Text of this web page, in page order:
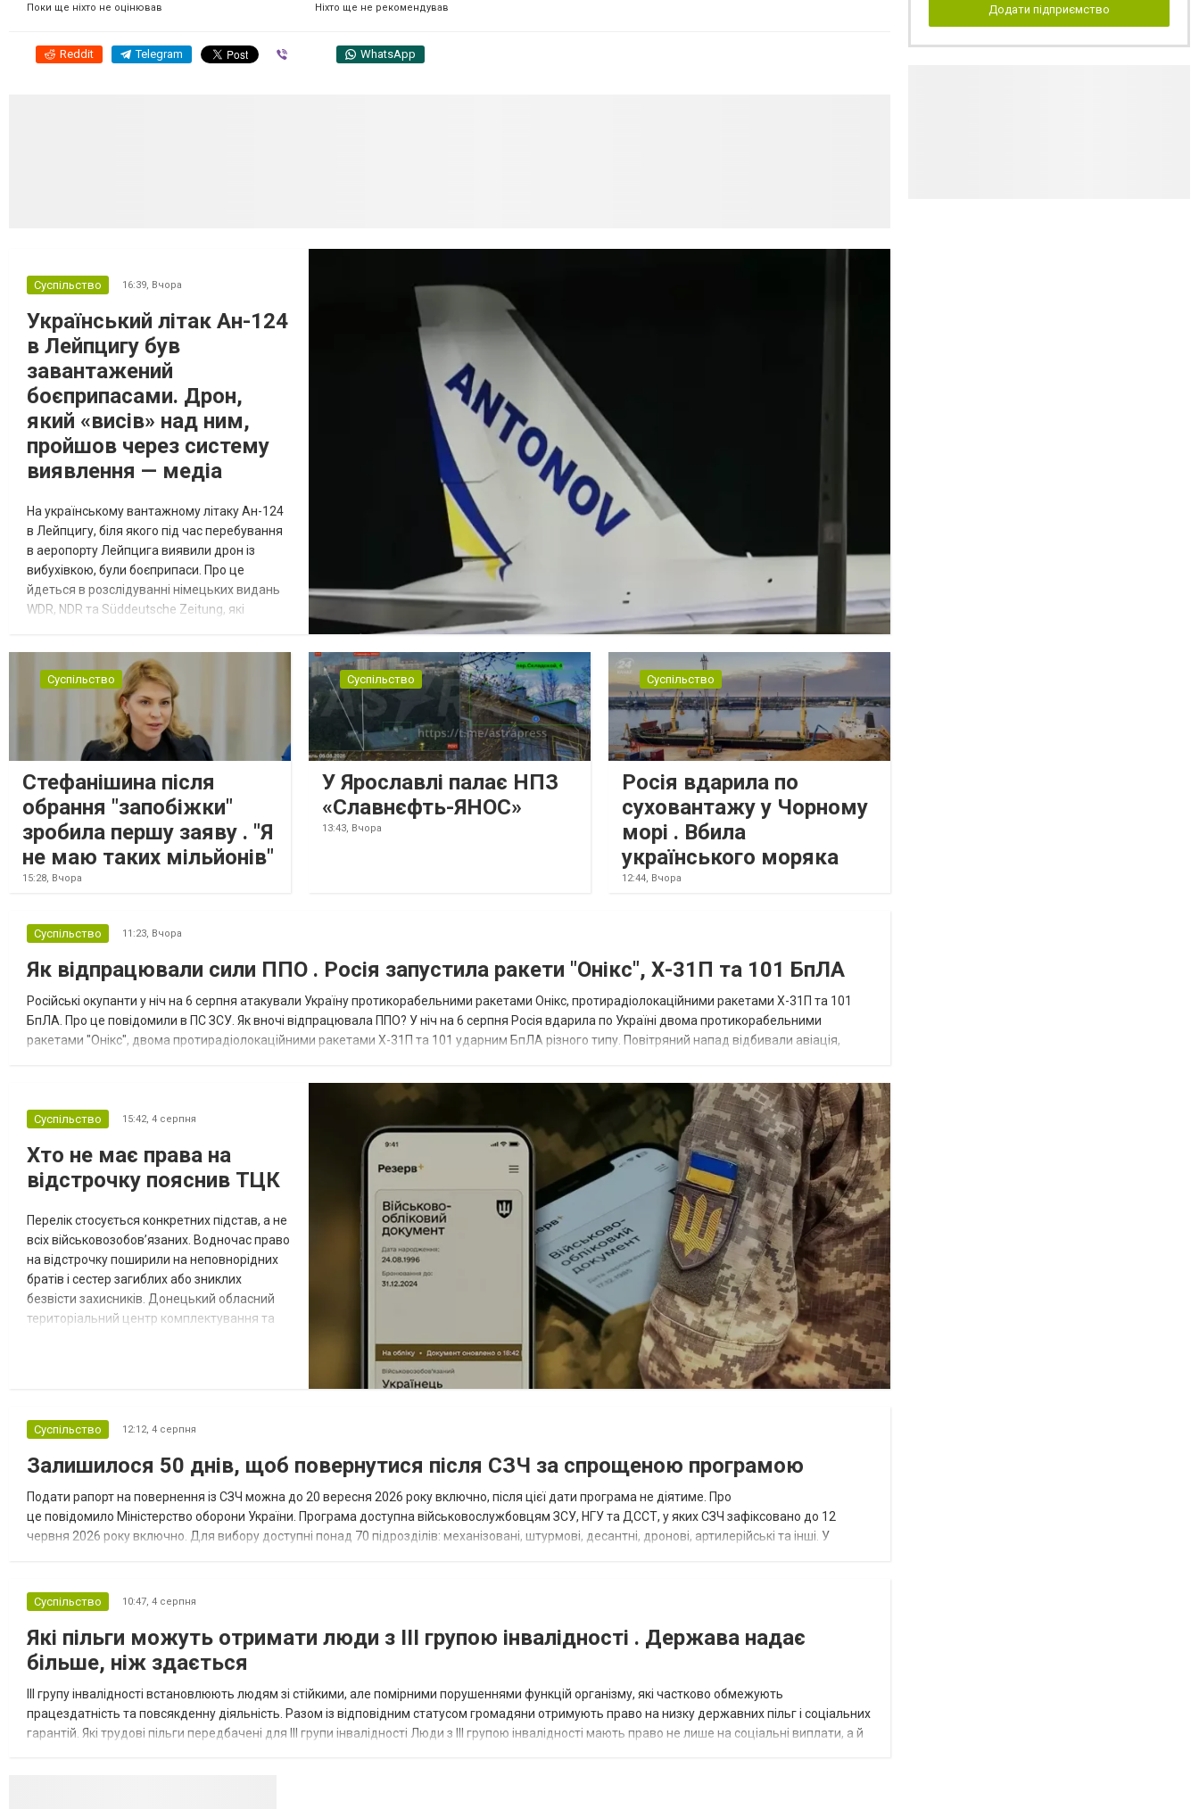
Поки ще ніхто не оцінював Ніхто ще не рекомендував
Reddit Telegram WhatsApp
Суспільство 16:39, Вчора
Український літак Ан-124
в Лейпцигу був
завантажений
боєприпасами. Дрон,
який «висів» над ним,
пройшов через систему
виявлення — медіа
На українському вантажному літаку Ан-124
в Лейпцигу, біля якого під час перебування
в аеропорту Лейпцига виявили дрон із
вибухівкою, були боєприпаси. Про це
йдеться в розслідуванні німецьких видань
WDR, NDR та Süddeutsche Zeitung, які
були на борту літака, незадовго до цього
доставили з Франції до Лейпцига, після
чого їх мали транспортувати далі. За
даними слідства, 4 серпня о...
Суспільство
Стефанішина після
обрання "запобіжки"
зробила першу заяву . "Я
не маю таких мільйонів"
15:28, Вчора
Суспільство
У Ярославлі палає НПЗ
«Славнєфть-ЯНОС»
13:43, Вчора
Суспільство
Росія вдарила по
суховантажу у Чорному
морі . Вбила
українського моряка
12:44, Вчора
Суспільство 11:23, Вчора
Як відпрацювали сили ППО . Росія запустила ракети "Онікс", Х-31П та 101 БпЛА
Російські окупанти у ніч на 6 серпня атакували Україну протикорабельними ракетами Онікс, протирадіолокаційними ракетами Х-31П та 101
БпЛА. Про це повідомили в ПС ЗСУ. Як вночі відпрацювала ППО? У ніч на 6 серпня Росія вдарила по Україні двома протикорабельними
ракетами "Онікс", двома протирадіолокаційними ракетами Х-31П та 101 ударним БпЛА різного типу. Повітряний напад відбивали авіація,
Суспільство 15:42, 4 серпня
Хто не має права на
відстрочку пояснив ТЦК
Перелік стосується конкретних підстав, а не
всіх військовозобов’язаних. Водночас право
на відстрочку поширили на неповнорідних
братів і сестер загиблих або зниклих
безвісти захисників. Донецький обласний
територіальний центр комплектування та
студенти, боржники з аліме...
Суспільство 12:12, 4 серпня
Залишилося 50 днів, щоб повернутися після СЗЧ за спрощеною програмою
Подати рапорт на повернення із СЗЧ можна до 20 вересня 2026 року включно, після цієї дати програма не діятиме. Про
це повідомило Міністерство оборони України. Програма доступна військовослужбовцям ЗСУ, НГУ та ДССТ, у яких СЗЧ зафіксовано до 12
червня 2026 року включно. Для вибору доступні понад 70 підрозділів: механізовані, штурмові, десантні, дронові, артилерійські та інші. У
Суспільство 10:47, 4 серпня
Які пільги можуть отримати люди з III групою інвалідності . Держава надає
більше, ніж здається
III групу інвалідності встановлюють людям зі стійкими, але помірними порушеннями функцій організму, які частково обмежують
працездатність та повсякденну діяльність. Разом із відповідним статусом громадяни отримують право на низку державних пільг і соціальних
гарантій. Які трудові пільги передбачені для III групи інвалідності Люди з III групою інвалідності мають право не лише на соціальні виплати, а й
Додати підприємство